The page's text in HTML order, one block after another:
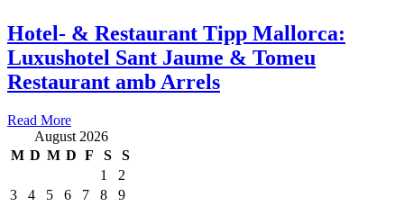
Hotel- & Restaurant Tipp Mallorca:
Luxushotel Sant Jaume & Tomeu
Restaurant amb Arrels
Read More
August 2026
M D M D F S
S
1
2
3
4 5 6 7 8
9